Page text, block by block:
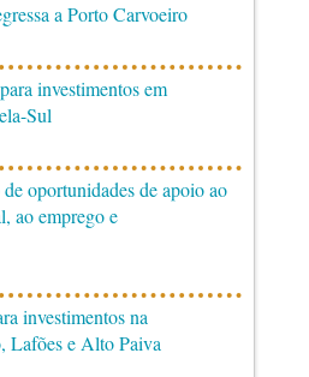
a Porto Carvoeiro
investimentos em
Sul
oportunidades de apoio ao
ao emprego e
investimentos na
Lafões e Alto Paiva